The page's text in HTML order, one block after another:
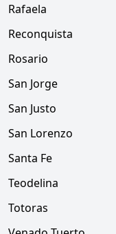
Rafaela
Reconquista
Rosario
San Jorge
San Justo
San Lorenzo
Santa Fe
Teodelina
Totoras